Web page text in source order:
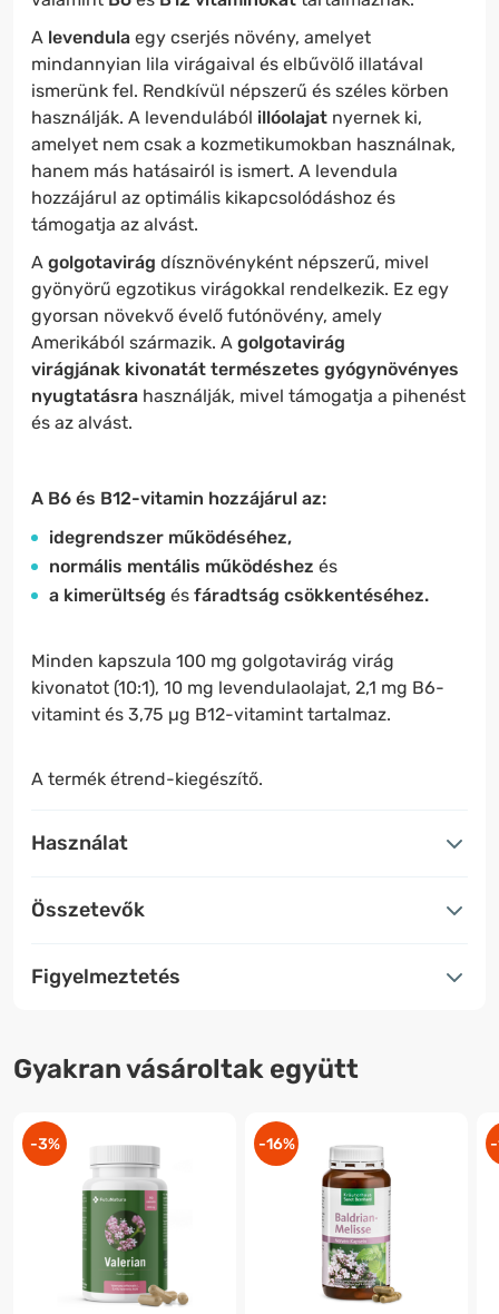
A levendula egy cserjés növény, amelyet
mindannyian lila virágaival és elbűvölő illatával
ismerünk fel. Rendkívül népszerű és széles körben
használják. A levendulából illóolajat nyernek ki,
amelyet nem csak a kozmetikumokban használnak,
hanem más hatásairól is ismert. A levendula
hozzájárul az optimális kikapcsolódáshoz és
támogatja az alvást.
A golgotavirág dísznövényként népszerű, mivel
gyönyörű egzotikus virágokkal rendelkezik. Ez egy
gyorsan növekvő évelő futónövény, amely
Amerikából származik. A golgotavirág
virágjának kivonatát természetes gyógynövényes
nyugtatásra használják, mivel támogatja a pihenést
és az alvást.
A B6 és B12-vitamin hozzájárul az:
idegrendszer működéséhez,
normális mentális működéshez és
a kimerültség és fáradtság csökkentéséhez.
Minden kapszula 100 mg golgotavirág virág
kivonatot (10:1), 10 mg levendulaolajat, 2,1 mg B6-
vitamint és 3,75 µg B12-vitamint tartalmaz.
A termék étrend-kiegészítő.
Használat
Összetevők
Figyelmeztetés
Gyakran vásároltak együtt
-3% -16% -